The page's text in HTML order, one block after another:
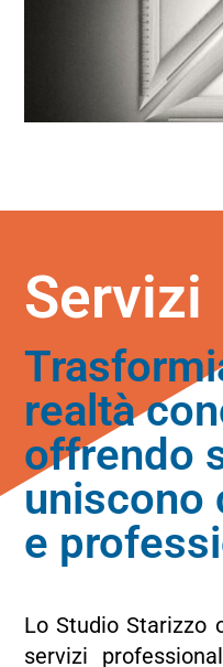
Servizi
realtà
offrendo
uniscono
e
Lo Studio Starizzo
servizi